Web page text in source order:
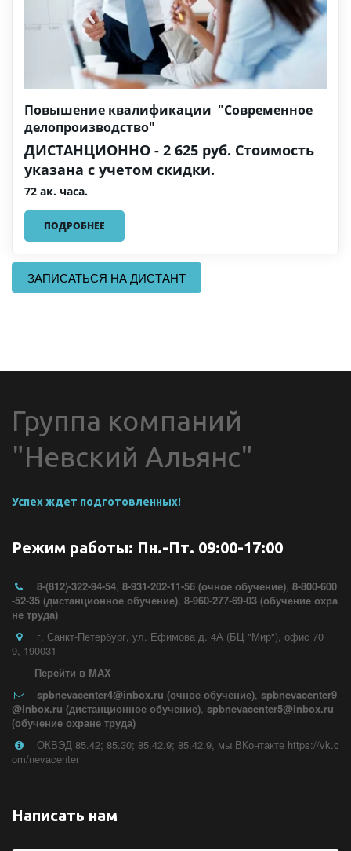
Повышение квалификации "Современное
делопроизводство"
ДИСТАНЦИОННО - 2 625 руб. Стоимость
указана с учетом скидки.
72 ак. часа.
ПОДРОБНЕЕ
ЗАПИСАТЬСЯ НА ДИСТАНТ
Группа компаний
"Невский Альянс"
Успех ждет подготовленных!
Режим работы: Пн.-Пт. 09:00-17:00
8-(812)-322-94-54, 8-931-202-11-56 (очное обучение), 8-800-600
-52-35 (дистанционное обучение), 8-960-277-69-03 (обучение охра
не труда)
г. Санкт-Петербург, ул. Ефимова д. 4А (БЦ "Мир"), офис 70
9, 190031
Перейти в MAX
spbnevacenter4@inbox.ru (очное обучение), spbnevacenter9
@inbox.ru (дистанционное обучение), spbnevacenter5@inbox.ru
(обучение охране труда)
ОКВЭД 85.42; 85.30; 85.42.9; 85.42.9, мы ВКонтакте https://vk.c
om/nevacenter
Написать нам